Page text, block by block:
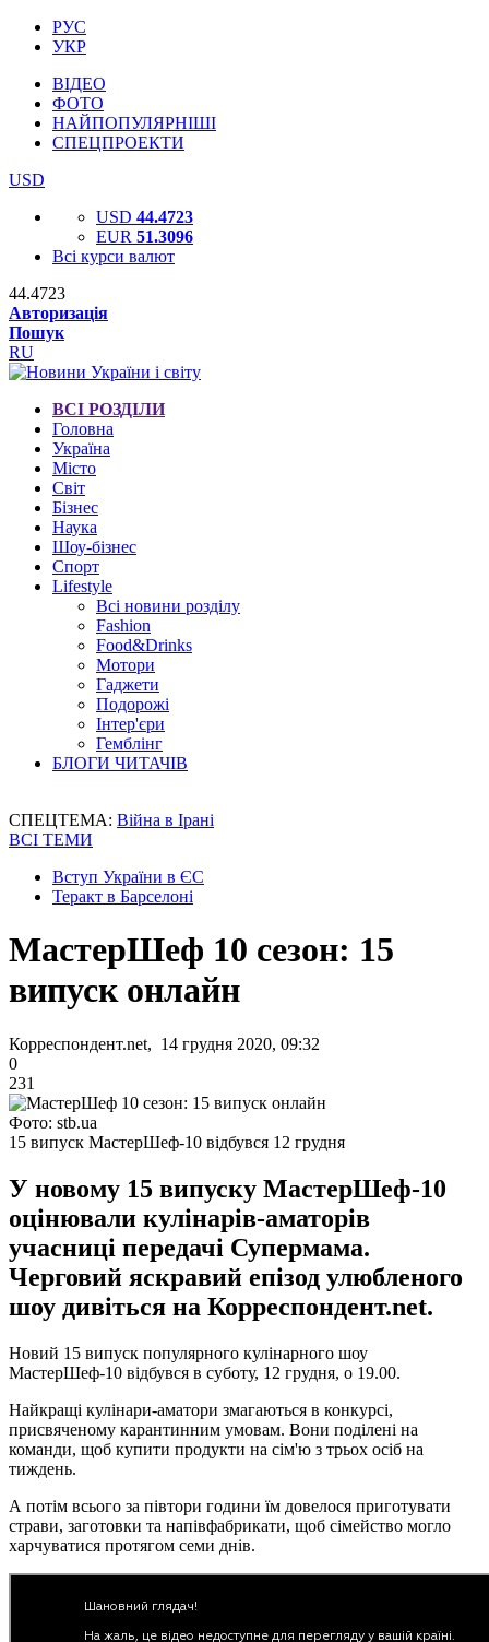
РУС
УКР
ВІДЕО
ФОТО
НАЙПОПУЛЯРНІШІ
СПЕЦПРОЕКТИ
USD
USD 44.4723
EUR 51.3096
Всі курси валют
44.4723
Авторизація
Пошук
RU
ВСІ РОЗДІЛИ
Головна
Україна
Місто
Світ
Бізнес
Наука
Шоу-бізнес
Спорт
Lifestyle
Всі новини розділу
Fashion
Food&Drinks
Мотори
Гаджети
Подорожі
Інтер'єри
Гемблінг
БЛОГИ ЧИТАЧІВ
СПЕЦТЕМА: Війна в Ірані
ВСІ ТЕМИ
Вступ України в ЄС
Теракт в Барселоні
МастерШеф 10 сезон: 15
випуск онлайн
Корреспондент.net, 14 грудня 2020, 09:32
0
231
Фото: stb.ua
15 випуск МастерШеф-10 відбувся 12 грудня
У новому 15 випуску МастерШеф-10
оцінювали кулінарів-аматорів
учасниці передачі Супермама.
Черговий яскравий епізод улюбленого
шоу дивіться на Корреспондент.net.
Новий 15 випуск популярного кулінарного шоу
МастерШеф-10 відбувся в суботу, 12 грудня, о 19.00.
Найкращі кулінари-аматори змагаються в конкурсі,
присвяченому карантинним умовам. Вони поділені на
команди, щоб купити продукти на сім'ю з трьох осіб на
тиждень.
А потім всього за півтори години їм довелося приготувати
страви, заготовки та напівфабрикати, щоб сімейство могло
харчуватися протягом семи днів.